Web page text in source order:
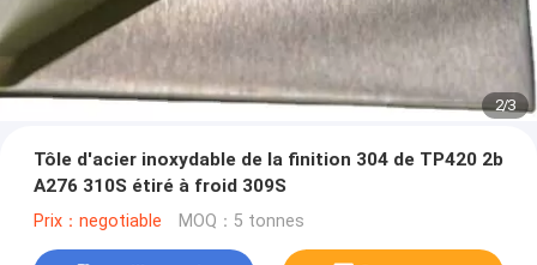
2/3
Tôle d'acier inoxydable de la finition 304 de TP420 2b
A276 310S étiré à froid 309S
Prix：negotiable MOQ：5 tonnes